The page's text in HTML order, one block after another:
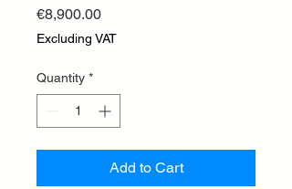
€8,900.00Price
Excluding VAT
Quantity *
Add to Cart